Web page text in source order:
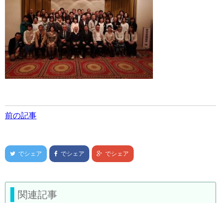
前の記事
でシェア でシェア でシェア
関連記事